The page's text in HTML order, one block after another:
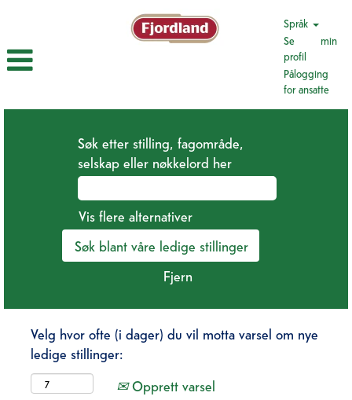
Språk
Se min
profil
Pålogging
for ansatte
Søk etter stilling, fagområde,
selskap eller nøkkelord her
Vis flere alternativer
Fjern
Velg hvor ofte (i dager) du vil motta varsel om nye
ledige stillinger:
Opprett varsel